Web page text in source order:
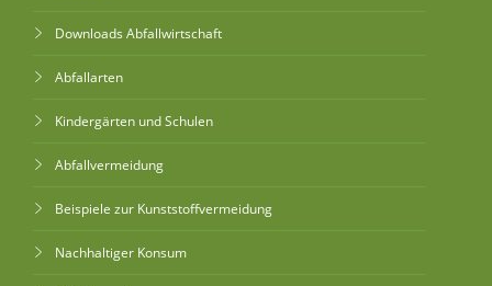
Downloads Abfallwirtschaft
Abfallarten
Kindergärten und Schulen
Abfallvermeidung
Beispiele zur Kunststoffvermeidung
Nachhaltiger Konsum